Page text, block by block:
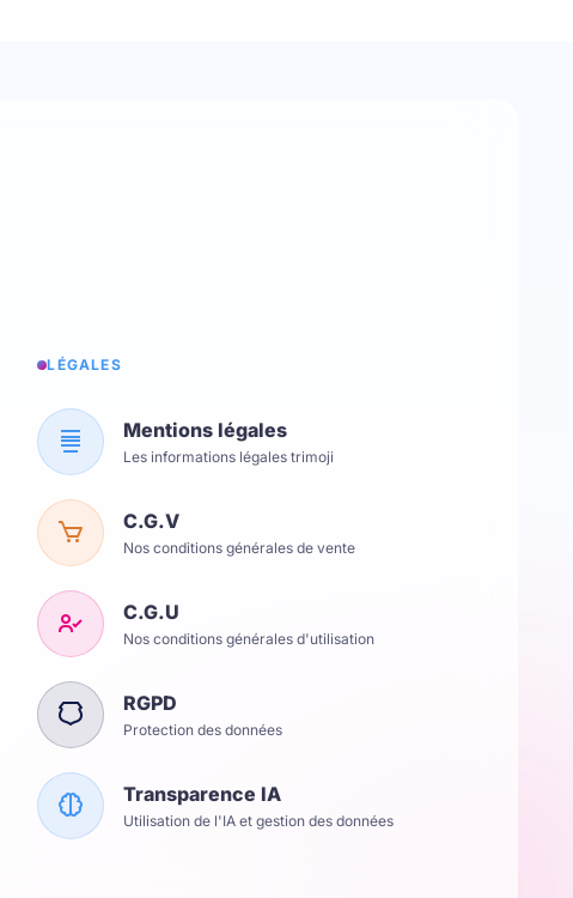
LÉGALES
Mentions légales
Les informations légales trimoji
C.G.V
Nos conditions générales de vente
C.G.U
Nos conditions générales d'utilisation
RGPD
Protection des données
Transparence IA
Utilisation de l'IA et gestion des données